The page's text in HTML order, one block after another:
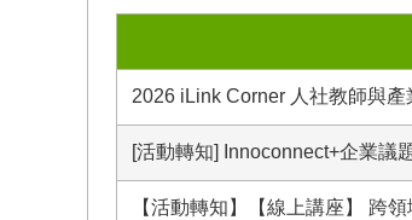
2026 iLink Corner 人社教師與
[活動轉知] Innoconnect+企業議
【活動轉知】【線上講座】 跨